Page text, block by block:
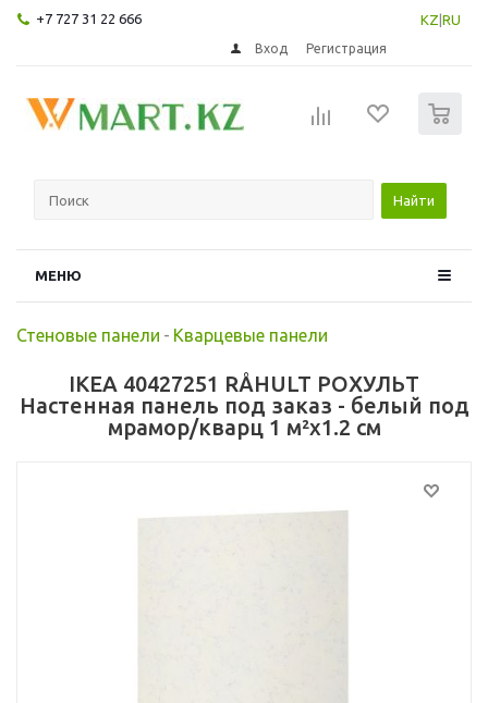
+7 727 31 22 666 KZ RU
Вход Регистрация
Найти
МЕНЮ
Стеновые панели - Кварцевые панели
IKEA 40427251 RÅHULT РОХУЛЬТ
Настенная панель под заказ - белый под
мрамор/кварц 1 м²x1.2 см